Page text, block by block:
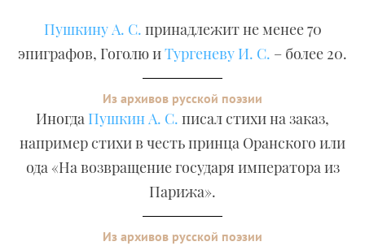
Пушкину А. С. принадлежит не менее 70
эпиграфов, Гоголю иТургеневу И. С. – более 20.
Из архивов русской поэзии
Иногда Пушкин А. С. писал стихи на заказ,
например стихи в честь принца Оранского или
ода «На возвращение государя императора из
Парижа».
Из архивов русской поэзии